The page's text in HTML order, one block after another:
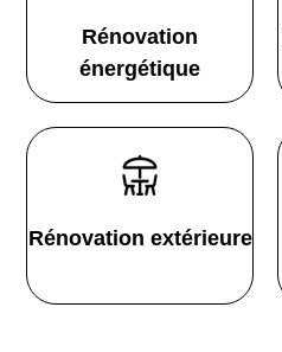
Rénovation
énergétique
Rénovation extérieure